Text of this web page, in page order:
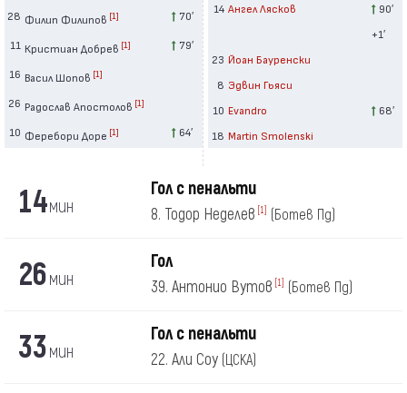
28 Филип Филипов [1] 70′
11 Кристиан Добрев [1] 79′
16 Васил Шопов [1]
26 Радослав Апостолов [1]
10 Феребори Доре [1] 64′
14 Ангел Лясков
90′
+1′
23 Йоан Бауренски
8 Эдвин Гьяси
10 Evandro
68′
18 Martin Smolenski
14мин
Гол с пенальти
8. Тодор Неделев [1] (Ботев Пд)
26мин
Гол
39. Антонио Вутов [1] (Ботев Пд)
33мин
Гол с пенальти
22. Али Соу (ЦСКА)